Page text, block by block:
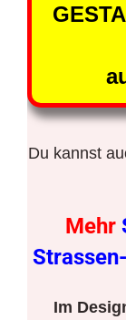
Du kannst
Mehr
Im